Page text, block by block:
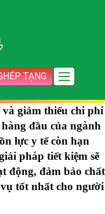
TẠNG
giảm thiểu chi phí
đầu của ngành
lực y tế còn hạn
pháp tiết kiệm sẽ
động, đảm bảo chất
tốt nhất cho người